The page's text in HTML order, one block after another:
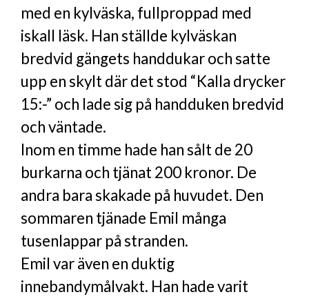
med en kylväska, fullproppad med
iskall läsk. Han ställde kylväskan
bredvid gängets handdukar och satte
upp en skylt där det stod “Kalla drycker
15:-” och lade sig på handduken bredvid
och väntade.
Inom en timme hade han sålt de 20
burkarna och tjänat 200 kronor. De
andra bara skakade på huvudet. Den
sommaren tjänade Emil många
tusenlappar på stranden.
Emil var även en duktig
innebandymålvakt. Han hade varit